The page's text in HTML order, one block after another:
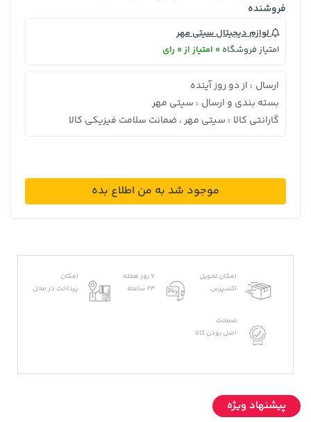
فروشنده
لوازم دیجیتال سیتی مهر
امتیاز فروشگاه 0 امتیاز از 0 رای
ارسال : از دو روز آینده
بسته بندی و ارسال : سیتی مهر
گارانتی کالا : سیتی مهر ، ضمانت سلامت فیزیکی کالا
موجود شد به من اطلاع بده
امکان تحویل
اکسپرس
7 روز هفته
24 ساعته
امکان
پرداخت در محل
ضمانت
اصل بودن کالا
پیشنهاد ویژه